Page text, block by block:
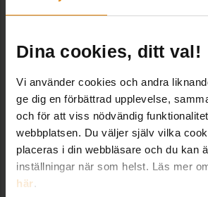
Dina cookies, ditt val!
Vi använder cookies och andra
ge dig en förbättrad upplevelse,
och för att viss nödvändig
webbplatsen. Du väljer själv vilka
placeras i din webbläsare och du kan
inställningar när som helst. Läs mer
här.
Nytt förvaltningskoncept
Rosengård